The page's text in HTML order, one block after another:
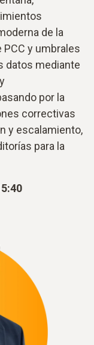
de la
y umbrales
datos mediante
por la
correctivas
y escalamiento,
para la